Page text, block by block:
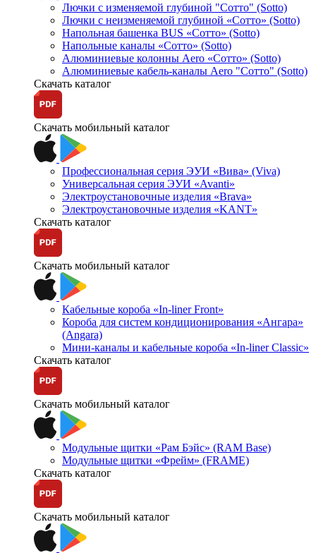
Лючки с изменяемой глубиной "Сотто" (Sotto)
Лючки с неизменяемой глубиной «Сотто» (Sotto)
Напольная башенка BUS «Сотто» (Sotto)
Напольные каналы «Сотто» (Sotto)
Алюминиевые колонны Aero «Сотто» (Sotto)
Алюминиевые кабель-каналы Aero "Сотто" (Sotto)
Скачать каталог
Скачать мобильный каталог
Профессиональная серия ЭУИ «Вива» (Viva)
Универсальная серия ЭУИ «Avanti»
Электроустановочные изделия «Brava»
Электроустановочные изделия «KANT»
Скачать каталог
Скачать мобильный каталог
Кабельные короба «In-liner Front»
Короба для систем кондиционирования «Ангара»
(Angara)
Мини-каналы и кабельные короба «In-liner Classic»
Скачать каталог
Скачать мобильный каталог
Модульные щитки «Рам Бэйс» (RAM Base)
Модульные щитки «Фрейм» (FRAME)
Скачать каталог
Скачать мобильный каталог